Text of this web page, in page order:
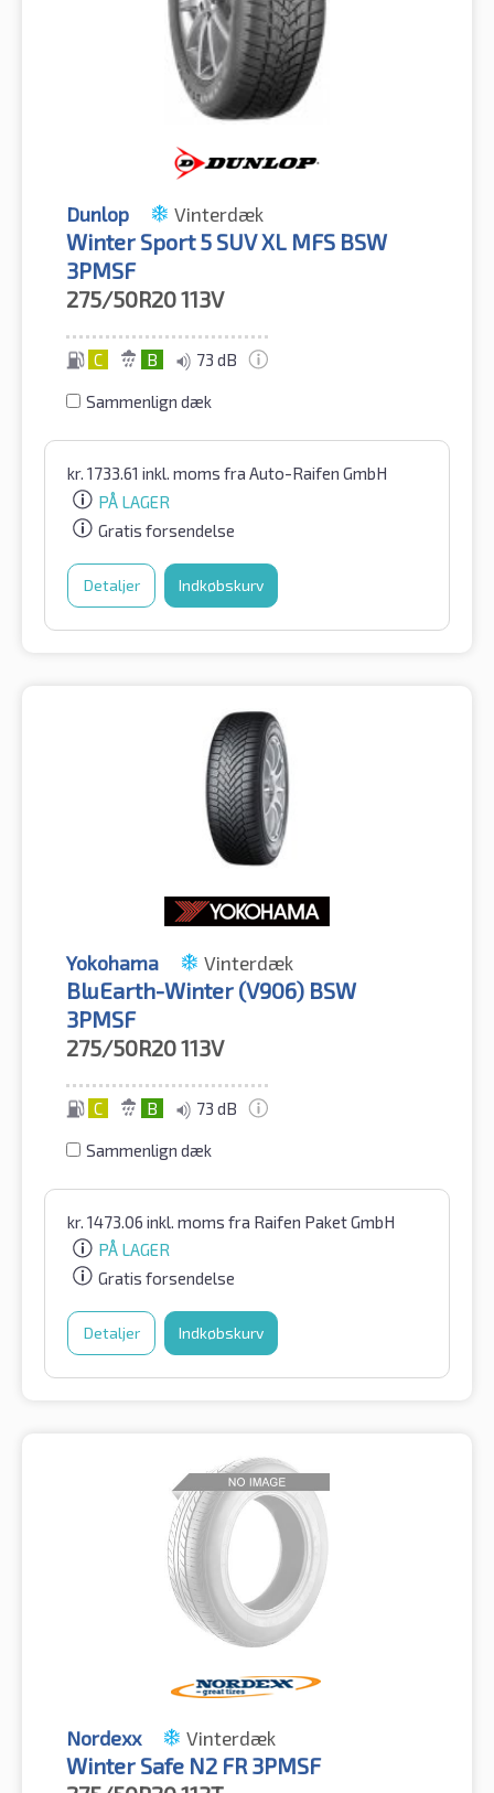
Dunlop Vinterdæk
Winter Sport 5 SUV XL MFS BSW
3PMSF
275/50R20113V
C B 73 dB
Sammenlign dæk
kr. 1733.61 inkl. moms fra Auto-Raifen GmbH
PÅ LAGER
Gratis forsendelse
Detaljer Indkøbskurv
Yokohama Vinterdæk
BluEarth-Winter (V906) BSW
3PMSF
275/50R20113V
C B 73 dB
Sammenlign dæk
kr. 1473.06 inkl. moms fra Raifen Paket GmbH
PÅ LAGER
Gratis forsendelse
Detaljer Indkøbskurv
Nordexx Vinterdæk
Winter Safe N2 FR 3PMSF